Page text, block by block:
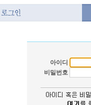
아이디
비밀번호